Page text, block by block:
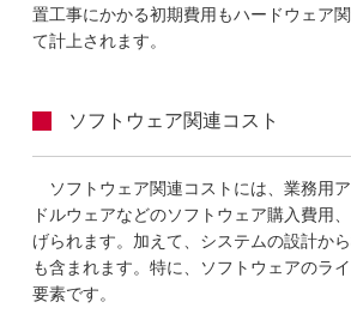
置工事にかかる初期費用もハードウェア
て計上されます。
ソフトウェア関連コスト
ソフトウェア関連コストには、業務用
ドルウェアなどのソフトウェア購入費用
げられます。加えて、システムの設計か
も含まれます。特に、ソフトウェアのラ
要素です。